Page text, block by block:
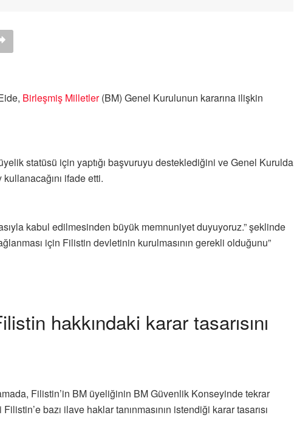
Birleşmiş Milletler(BM) Genel Kurulunun kararına ilişkin
statüsü için yaptığı başvuruyu desteklediğini ve Genel Kurulda
ifade etti.
kabul edilmesinden büyük memnuniyet duyuyoruz.” şeklinde
için Filistin devletinin kurulmasının gerekli olduğunu”
hakkındaki karar tasarısını
Filistin’in BM üyeliğinin BM Güvenlik Konseyinde tekrar
bazı ilave haklar tanınmasının istendiği karar tasarısı